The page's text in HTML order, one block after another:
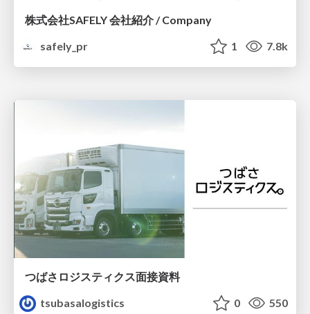
株式会社SAFELY 会社紹介 / Company
safely_pr
1 7.8k
つばさロジスティクス面接資料
tsubasalogistics
0 550